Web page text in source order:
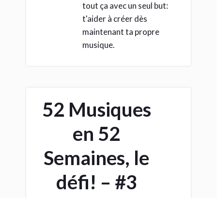
tout ça avec un seul but:
t'aider à créer dès
maintenant ta propre
musique.
52 Musiques
en 52
Semaines, le
défi! – #3